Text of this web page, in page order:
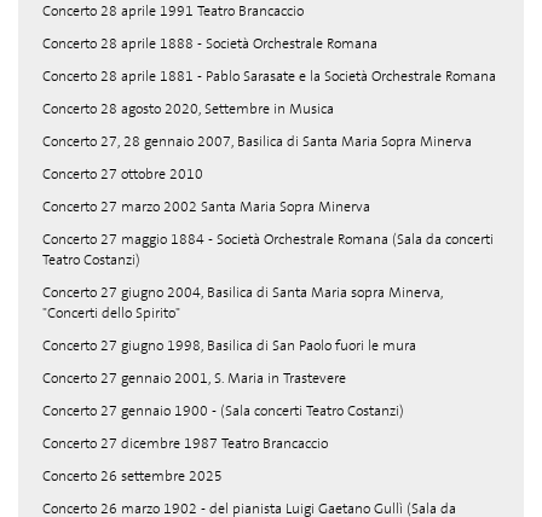
Concerto 28 aprile 1991 Teatro Brancaccio
Concerto 28 aprile 1888 - Società Orchestrale Romana
Concerto 28 aprile 1881 - Pablo Sarasate e la Società Orchestrale Romana
Concerto 28 agosto 2020, Settembre in Musica
Concerto 27, 28 gennaio 2007, Basilica di Santa Maria Sopra Minerva
Concerto 27 ottobre 2010
Concerto 27 marzo 2002 Santa Maria Sopra Minerva
Concerto 27 maggio 1884 - Società Orchestrale Romana (Sala da concerti
Teatro Costanzi)
Concerto 27 giugno 2004, Basilica di Santa Maria sopra Minerva,
"Concerti dello Spirito"
Concerto 27 giugno 1998, Basilica di San Paolo fuori le mura
Concerto 27 gennaio 2001, S. Maria in Trastevere
Concerto 27 gennaio 1900 - (Sala concerti Teatro Costanzi)
Concerto 27 dicembre 1987 Teatro Brancaccio
Concerto 26 settembre 2025
Concerto 26 marzo 1902 - del pianista Luigi Gaetano Gullì (Sala da